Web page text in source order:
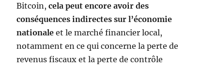
Bitcoin,cela peut encore avoir des
conséquences indirectes sur l’économie
nationale et le marché financier local,
notamment en ce qui concerne la perte de
revenus fiscaux et la perte de contrôle